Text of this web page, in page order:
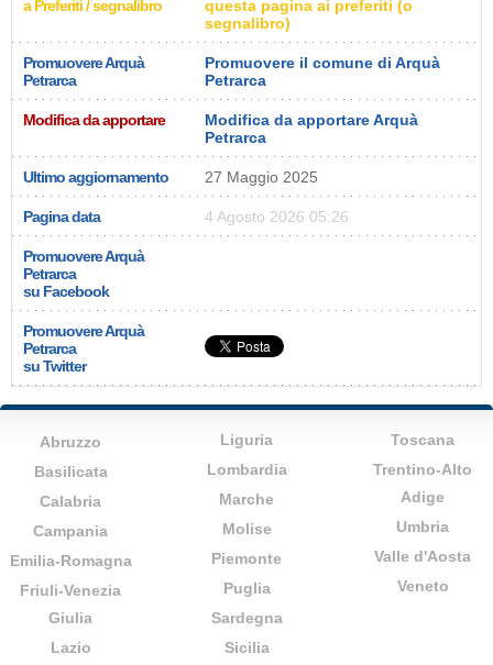
a Preferiti / segnalibro
questa pagina ai preferiti (o
segnalibro)
Promuovere Arquà
Petrarca
Promuovere il comune di Arquà
Petrarca
Modifica da apportare
Modifica da apportare Arquà
Petrarca
Ultimo aggiornamento 27 Maggio 2025
Pagina data 4 Agosto 2026 05:26
Promuovere Arquà
Petrarca
su Facebook
Promuovere Arquà
Petrarca
su Twitter
Abruzzo
Basilicata
Calabria
Campania
Emilia-Romagna
Friuli-Venezia
Giulia
Lazio
Liguria
Lombardia
Marche
Molise
Piemonte
Puglia
Sardegna
Sicilia
Toscana
Trentino-Alto
Adige
Umbria
Valle d'Aosta
Veneto